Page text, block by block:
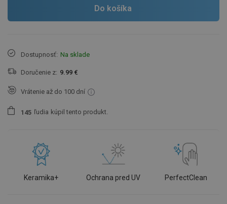
Do košíka
Dostupnosť: Na sklade
Doručenie z: 9.99 €
Vrátenie až do 100 dní
1 45 ľudia kúpil tento produkt.
Keramika+ Ochrana pred UV PerfectClean